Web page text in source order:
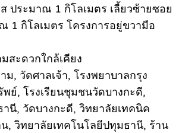
ประมาณ 1 กิโลเมตร เลี้ยวซ้ายซอย
1 กิโลเมตร โครงการอยู่ขวามือ
สะดวกใกล้เคียง
, วัดศาลเจ้า, โรงพยาบาลกรุง
ย์, โรงเรียนชุมชนวัดบางกะดี,
นี, วัดบางกะดี, วิทยาลัยเทคนิค
, วิทยาลัยเทคโนโลยีปทุมธานี, ร้าน